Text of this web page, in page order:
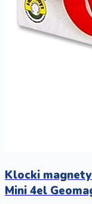
Klocki
Mini 4el